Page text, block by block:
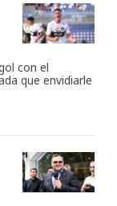
con el
que envidiarle